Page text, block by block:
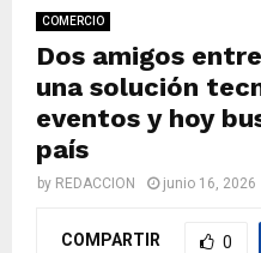
N
U
COMERCIO
Dos amigos
una solución
eventos y hoy
país
by REDACCION junio 16, 2026
COMPARTIR 0